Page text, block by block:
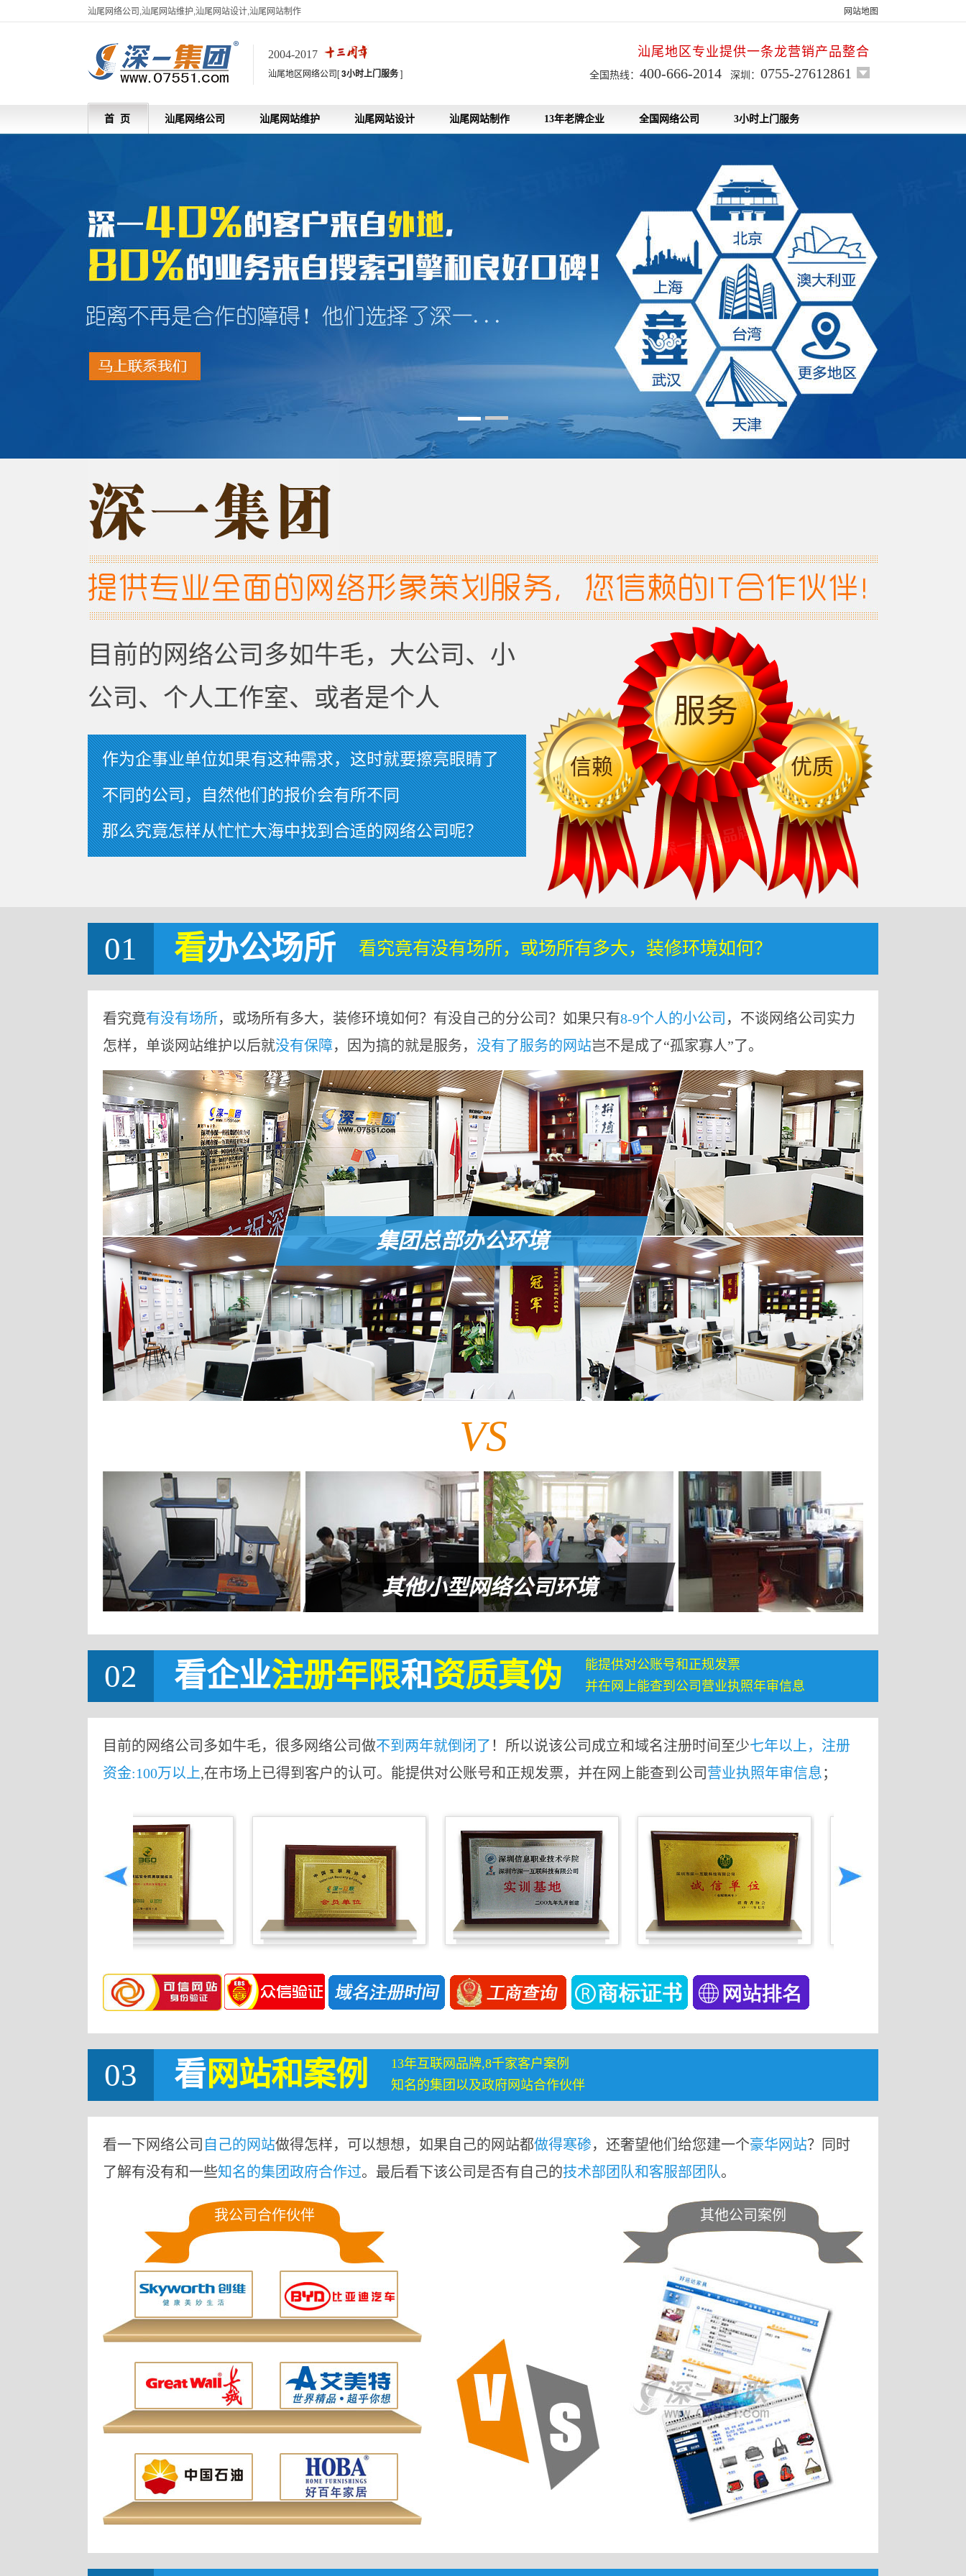
汕尾网络公司,汕尾网站维护,汕尾网站设计,汕尾网站制作 网站地图
2004-2017
汕尾地区网络公司[3小时上门服务]
汕尾地区专业提供一条龙营销产品整合
全国热线： 400-666-2014 深圳： 0755-27612861
首 页 汕尾网络公司 汕尾网站维护 汕尾网站设计 汕尾网站制作 13年老牌企业 全国网络公司 3小时上门服务
目前的网络公司多如牛毛，大公司、小
公司、个人工作室、或者是个人
作为企事业单位如果有这种需求，这时就要擦亮眼睛了
不同的公司，自然他们的报价会有所不同
那么究竟怎样从忙忙大海中找到合适的网络公司呢？
信赖
服务
优质
01 看办公场所 看究竟有没有场所，或场所有多大，装修环境如何？
看究竟有没有场所，或场所有多大，装修环境如何？有没自己的分公司？如果只有8-9个人的小公司 ，不谈网络公司实力
怎样，单谈网站维护以后就没有保障，因为搞的就是服务， 没有了服务的网站岂不是成了“孤家寡人”了。
集团总部办公环境
VS
其他小型网络公司环境
02 看企业注册年限和资质真伪
能提供对公账号和正规发票
并在网上能查到公司营业执照年审信息
目前的网络公司多如牛毛，很多网络公司做不到两年就倒闭了 ！所以说该公司成立和域名注册时间至少七年以上，注册
资金:100万以上,在市场上已得到客户的认可。能提供对公账号和正规发票，并在网上能查到公司 营业执照年审信息；
03 看网站和案例
13年互联网品牌,8千家客户案例
知名的集团以及政府网站合作伙伴
看一下网络公司 自己的网站做得怎样，可以想想，如果自己的网站都做得寒碜，还奢望他们给您建一个豪华网站？同时
了解有没有和一些知名的集团政府合作过。最后看下该公司是否有自己的技术部团队和客服部团队。
我公司合作伙伴 其他公司案例